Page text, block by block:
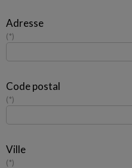
Adresse
*
Code postal
*
Ville
*